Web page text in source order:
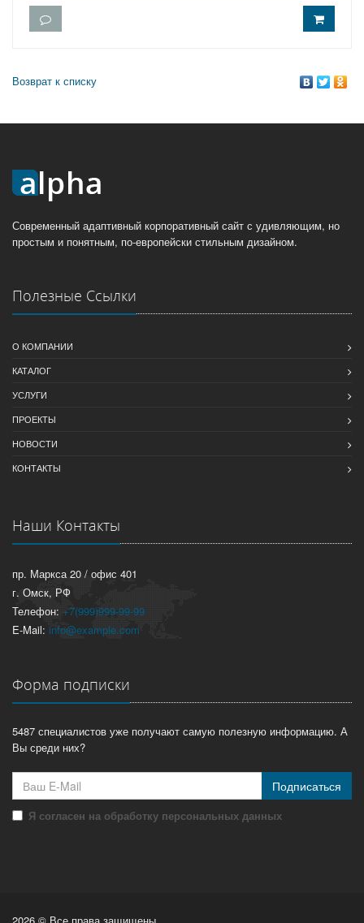
Возврат к списку
Современный адаптивный корпоративный сайт с удивляющим, но
простым и понятным, по-европейски стильным дизайном.
Полезные Ссылки
О КОМПАНИИ
КАТАЛОГ
УСЛУГИ
ПРОЕКТЫ
НОВОСТИ
КОНТАКТЫ
Наши Контакты
пр. Маркса 20 / офис 401
г. Омск, РФ
Телефон: +7(999)999-99-99
E-Mail: info@example.com
Форма подписки
5487 специалистов уже получают самую полезную информацию. А
Вы среди них?
Подписаться
Я согласен на обработку персональных данных
2026 © Все права защищены.